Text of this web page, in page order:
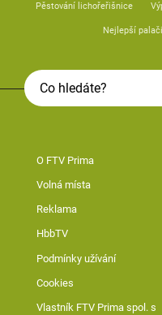
Pěstování lichořeřišnice
Nejlepší
O FTV Prima
Volná místa
Reklama
HbbTV
Podmínky užívání
Cookies
Vlastník FTV Prima spol. s